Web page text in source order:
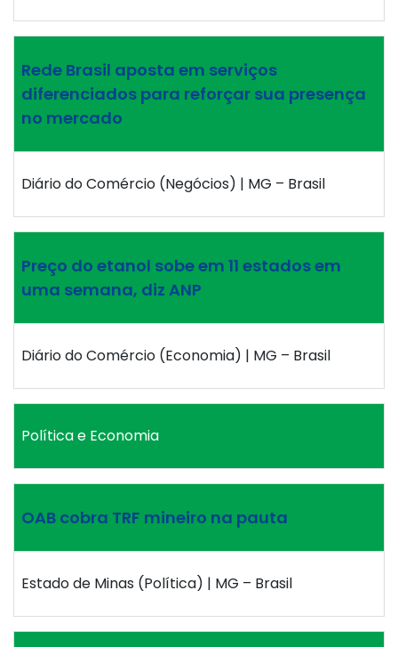
Rede Brasil aposta em serviços
diferenciados para reforçar sua presença
no mercado
Diário do Comércio (Negócios) | MG – Brasil
Preço do etanol sobe em 11 estados em
uma semana, diz ANP
Diário do Comércio (Economia) | MG – Brasil
Política e Economia
OAB cobra TRF mineiro na pauta
Estado de Minas (Política) | MG – Brasil